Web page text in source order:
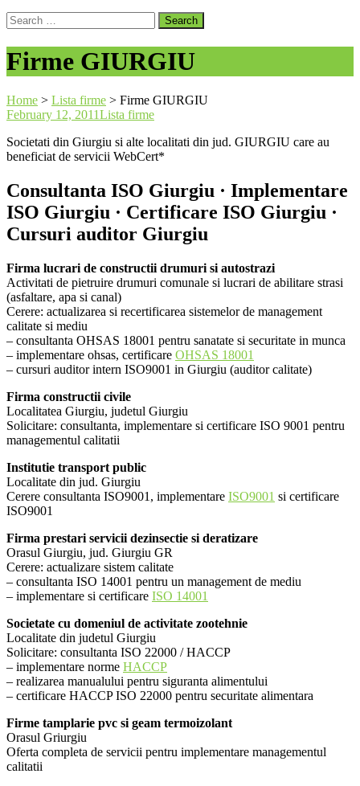
Search
for:
Firme GIURGIU
Home > Lista firme > Firme GIURGIU
February 12, 2011Lista firme
Societati din Giurgiu si alte localitati din jud. GIURGIU care au
beneficiat de servicii WebCert*
Consultanta ISO Giurgiu · Implementare
ISO Giurgiu · Certificare ISO Giurgiu ·
Cursuri auditor Giurgiu
Firma lucrari de constructii drumuri si autostrazi
Activitati de pietruire drumuri comunale si lucrari de abilitare strasi
(asfaltare, apa si canal)
Cerere: actualizarea si recertificarea sistemelor de management
calitate si mediu
– consultanta OHSAS 18001 pentru sanatate si securitate in munca
– implementare ohsas, certificare OHSAS 18001
– cursuri auditor intern ISO9001 in Giurgiu (auditor calitate)
Firma constructii civile
Localitatea Giurgiu, judetul Giurgiu
Solicitare: consultanta, implementare si certificare ISO 9001 pentru
managementul calitatii
Institutie transport public
Localitate din jud. Giurgiu
Cerere consultanta ISO9001, implementare ISO9001 si certificare
ISO9001
Firma prestari servicii dezinsectie si deratizare
Orasul Giurgiu, jud. Giurgiu GR
Cerere: actualizare sistem calitate
– consultanta ISO 14001 pentru un management de mediu
– implementare si certificare ISO 14001
Societate cu domeniul de activitate zootehnie
Localitate din judetul Giurgiu
Solicitare: consultanta ISO 22000 / HACCP
– implementare norme HACCP
– realizarea manualului pentru siguranta alimentului
– certificare HACCP ISO 22000 pentru securitate alimentara
Firme tamplarie pvc si geam termoizolant
Orasul Griurgiu
Oferta completa de servicii pentru implementare managementul
calitatii